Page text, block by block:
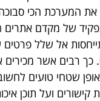
את המערכת הכי
של מקדם אתרים
אל שלל
כך רבים אשר
שטחי טועים
ועל תוכן